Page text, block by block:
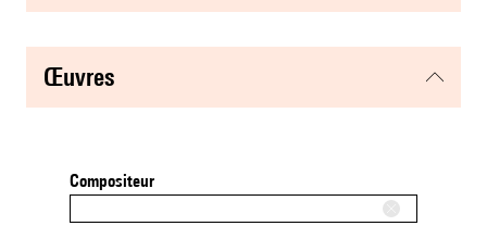
œuvres
Compositeur